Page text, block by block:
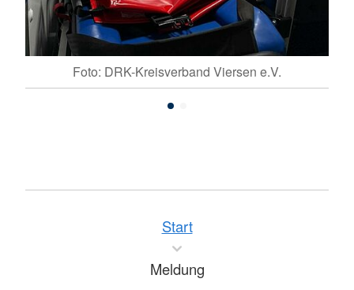
Foto: DRK-Kreisverband Viersen e.V.
Start
Meldung